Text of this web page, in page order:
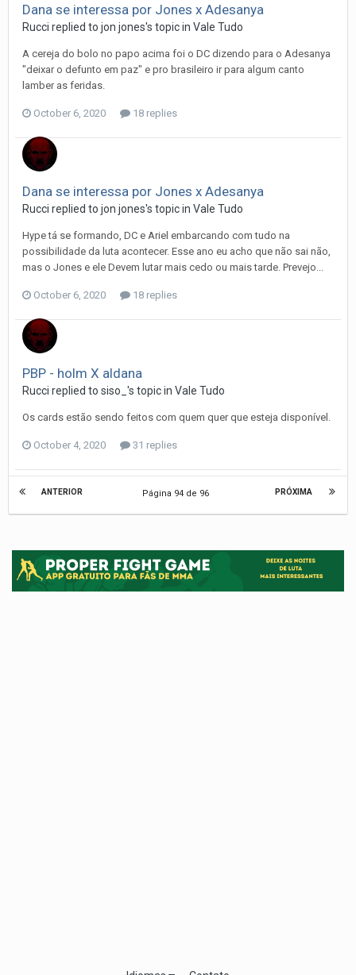
Dana se interessa por Jones x Adesanya
Rucci replied to jon jones's topic in Vale Tudo
A cereja do bolo no papo acima foi o DC dizendo para o Adesanya
"deixar o defunto em paz" e pro brasileiro ir para algum canto
lamber as feridas.
October 6, 2020 18 replies
Dana se interessa por Jones x Adesanya
Rucci replied to jon jones's topic in Vale Tudo
Hype tá se formando, DC e Ariel embarcando com tudo na
possibilidade da luta acontecer. Esse ano eu acho que não sai não,
mas o Jones e ele Devem lutar mais cedo ou mais tarde. Prevejo...
October 6, 2020 18 replies
PBP - holm X aldana
Rucci replied to siso_ 's topic in Vale Tudo
Os cards estão sendo feitos com quem quer que esteja disponível.
October 4, 2020 31 replies
ANTERIOR PRÓXIMA
Página 94 de 96